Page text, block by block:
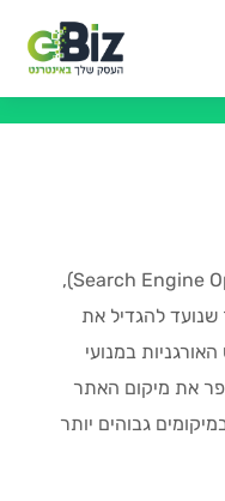
SEO (ראשי תיבות של Search Engine Optimization),
שנועד להגדיל את
במנועי
את מיקום האתר
גבוהים יותר